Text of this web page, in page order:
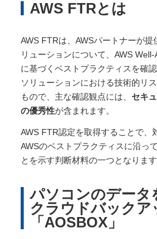
AWS FTRとは
AWS FTRは、AWSパートナーが
リューションについて、AWS
に基づくベストプラクティスを確
ソリューションにおける技術的リ
もので、主な確認観点には、 セキ
の優秀性が含まれます。
AWS FTR認定を取得することで、
AWSのベストプラクティスに沿っ
とを示す判断材料の一つとなります
パソコンのデータ
クラウドバックア
「AOSBOX」